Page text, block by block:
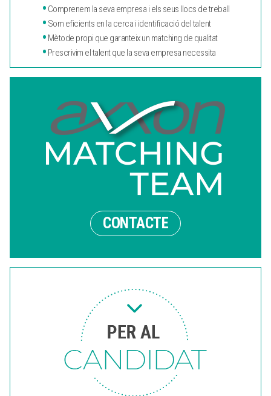
• Comprenem la seva empresa i els seus llocs de treball
• Som eficients en la cerca i identificació del talent
• Mètode propi que garanteix un matching de qualitat
• Prescrivim el talent que la seva empresa necessita
CONTACTE